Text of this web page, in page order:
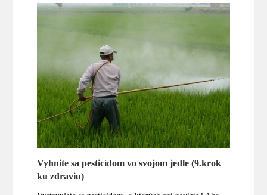
Vyhnite sa pesticídom vo svojom jedle (9.krok
ku zdraviu)